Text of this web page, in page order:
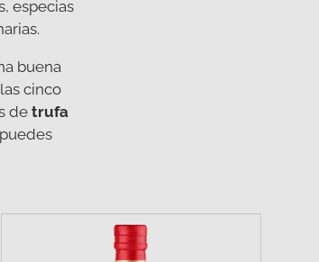
especias
buena
cinco
de trufa